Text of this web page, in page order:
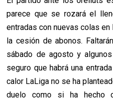
parece que se rozará el
entradas con nuevas colas
la cesión de abonos.
sábado de agosto y
seguro que habrá una
calor LaLiga no se ha
duelo como si ha hecho